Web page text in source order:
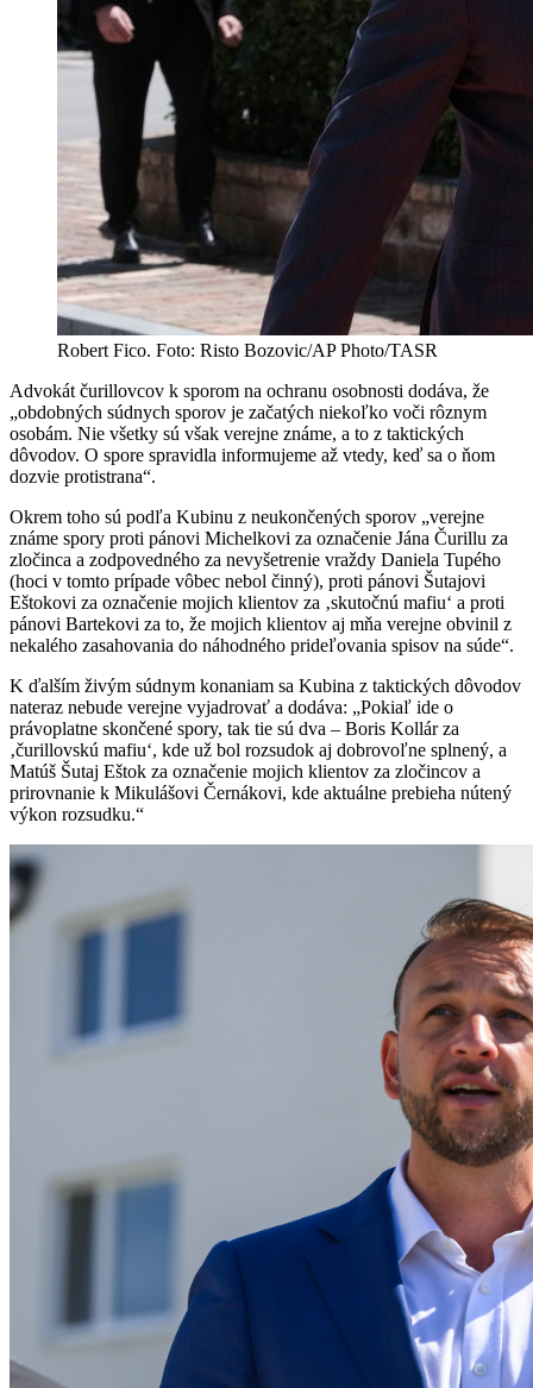
Robert Fico. Foto: Risto Bozovic/AP Photo/TASR
Advokát čurillovcov k sporom na ochranu osobnosti dodáva, že
„obdobných súdnych sporov je začatých niekoľko voči rôznym
osobám. Nie všetky sú však verejne známe, a to z taktických
dôvodov. O spore spravidla informujeme až vtedy, keď sa o ňom
dozvie protistrana“.
Okrem toho sú podľa Kubinu z neukončených sporov „verejne
známe spory proti pánovi Michelkovi za označenie Jána Čurillu za
zločinca a zodpovedného za nevyšetrenie vraždy Daniela Tupého
(hoci v tomto prípade vôbec nebol činný), proti pánovi Šutajovi
Eštokovi za označenie mojich klientov za ‚skutočnú mafiu‘ a proti
pánovi Bartekovi za to, že mojich klientov aj mňa verejne obvinil z
nekalého zasahovania do náhodného prideľovania spisov na súde“.
K ďalším živým súdnym konaniam sa Kubina z taktických dôvodov
nateraz nebude verejne vyjadrovať a dodáva: „Pokiaľ ide o
právoplatne skončené spory, tak tie sú dva – Boris Kollár za
‚čurillovskú mafiu‘, kde už bol rozsudok aj dobrovoľne splnený, a
Matúš Šutaj Eštok za označenie mojich klientov za zločincov a
prirovnanie k Mikulášovi Černákovi, kde aktuálne prebieha nútený
výkon rozsudku.“